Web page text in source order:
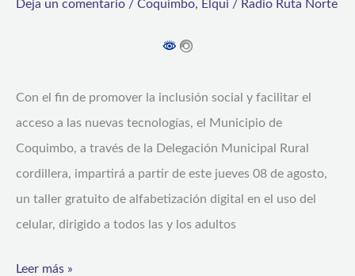
Deja un comentario / Coquimbo, Elqui / Radio Ruta Norte
Con el fin de promover la inclusión social y facilitar el
acceso a las nuevas tecnologías, el Municipio de
Coquimbo, a través de la Delegación Municipal Rural
cordillera, impartirá a partir de este jueves 08 de agosto,
un taller gratuito de alfabetización digital en el uso del
celular, dirigido a todos las y los adultos
alfabetización
Leer más »